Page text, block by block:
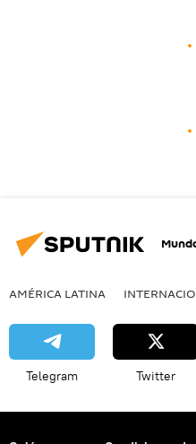
AMÉRICA LATINA
Telegram Twitter